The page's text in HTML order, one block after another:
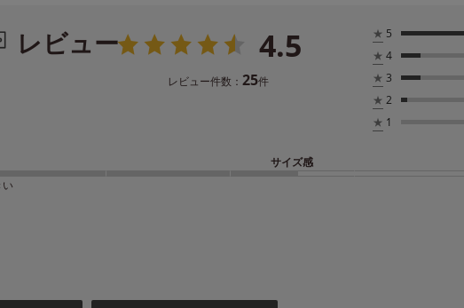
レビュー 4.5
レビュー件数： 25件
★ 5
★ 4
★ 3
★ 2
★ 1
サイズ感